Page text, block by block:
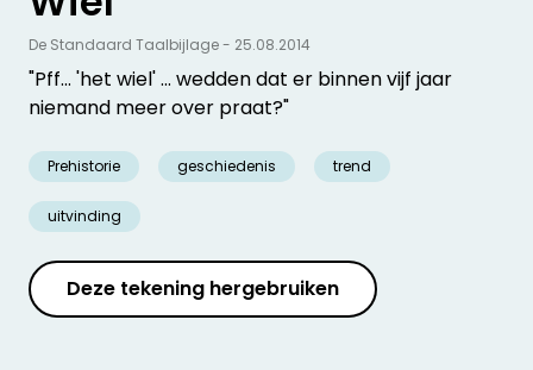
"Pff... 'het wiel' ... wedden dat er binnen vijf jaar
niemand meer over praat?"
Prehistorie geschiedenis trend
uitvinding
De Standaard Taalbijlage - 25.08.2014
Deze tekening hergebruiken